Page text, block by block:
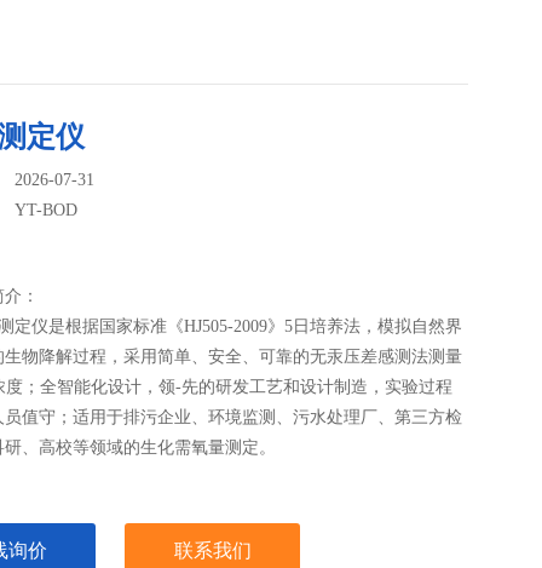
定仪
2026-07-31
YT-BOD
：
定仪是根据国家标准《HJ505-2009》5日培养法，模拟自然界
生物降解过程，采用简单、安全、可靠的无汞压差感测法测量
度；全智能化设计，领-先的研发工艺和设计制造，实验过程
员值守；适用于排污企业、环境监测、污水处理厂、第三方检
、高校等领域的生化需氧量测定。
询价 联系我们